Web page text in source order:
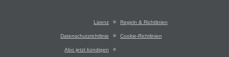
Lizenz Regeln & Richtlinien
Datenschutzrichtlinie Cookie-Richtlinien
Abo jetzt kündigen